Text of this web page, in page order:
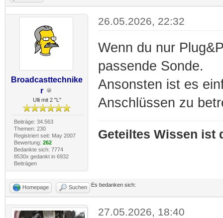
Broadcasttechnike
r
Ulli mit 2 "L"
Beiträge: 34.563
Themen: 230
Registriert seit: May 2007
Bewertung: 262
Bedankte sich: 7774
8530x gedankt in 6932
Beiträgen
26.05.2026, 22:32
Wenn du nur
passende Sonde.
Ansonsten ist es
Anschlüssen zu
Geteiltes Wissen ist
Homepage Suchen Es bedanken sich:
27.05.2026, 18:40